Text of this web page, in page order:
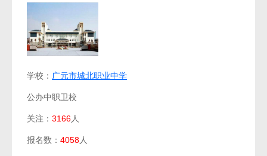
学校： 广元市城北职业中学
公办中职卫校
关注： 3166人
报名数： 4058人